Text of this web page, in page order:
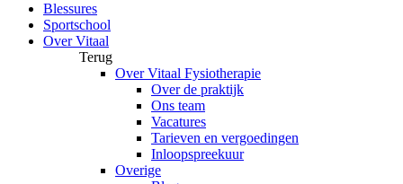
Blessures
Sportschool
Over Vitaal
Terug
Over Vitaal Fysiotherapie
Over de praktijk
Ons team
Vacatures
Tarieven en vergoedingen
Inloopspreekuur
Overige